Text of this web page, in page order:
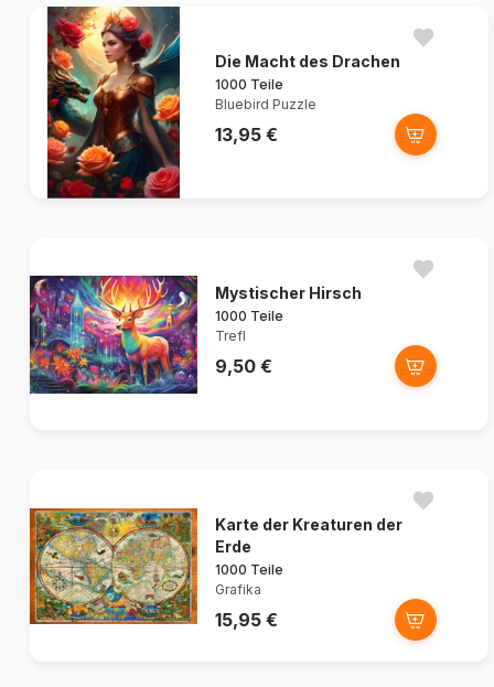
Die Macht des Drachen
1000 Teile
Bluebird Puzzle
13,95 €
Mystischer Hirsch
1000 Teile
Trefl
9,50 €
Karte der Kreaturen der
Erde
1000 Teile
Grafika
15,95 €